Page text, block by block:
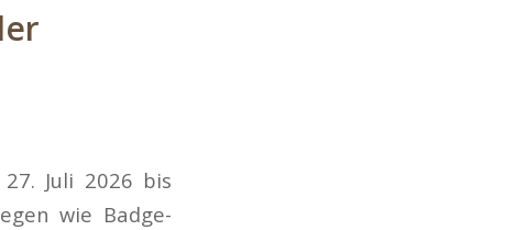
Juli 2026 bis
wie Badge-